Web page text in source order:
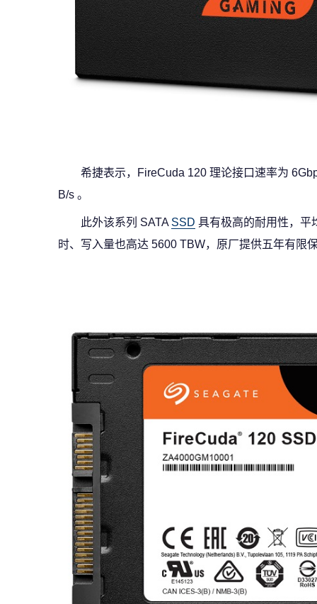
希捷表示，FireCuda 120 理论接口速率为
B/s 。
此外该系列 SATA SSD 具有极高的耐用性，平
时、写入量也高达 5600 TBW，原厂提供五年有限